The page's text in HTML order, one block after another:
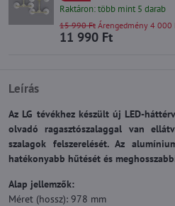
Leírás
Az LG tévékhez készült új LED-
olvadó ragasztószalaggal van
szalagok felszerelését. Az
hatékonyabb hűtését és
Alap jellemzők:
Méret (hossz): 978 mm
Raktáron: több mint 5 darab
11 990 Ft
15 990 Ft Árengedmény 4 000